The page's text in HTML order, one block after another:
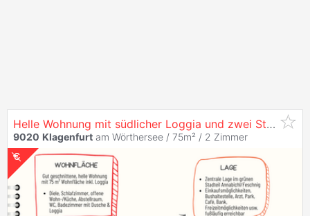
Helle Wohnung mit südlicher Loggia und zwei Stellplätzen im grünen
9020 Klagenfurt am Wörthersee / 75m² / 2 Zimmer